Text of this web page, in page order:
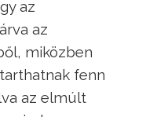
az
az
miközben
fenn
az elmúlt